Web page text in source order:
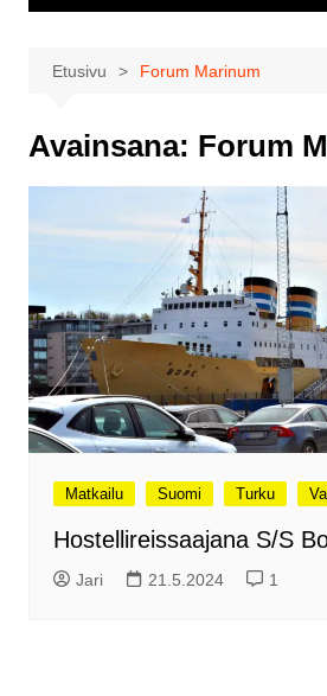
Etusivu Forum Marinum
Avainsana: Forum
Matkailu Suomi Turku
Hostellireissaajana S/S
Jari 21.5.2024 1